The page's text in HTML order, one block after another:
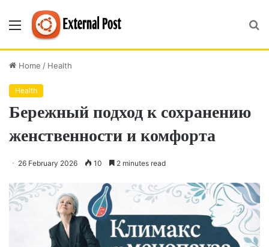
Menu
Home / Health
Health
Бережный подход к сохранению
женственности и комфорта
26 February 2026 10 2 minutes read